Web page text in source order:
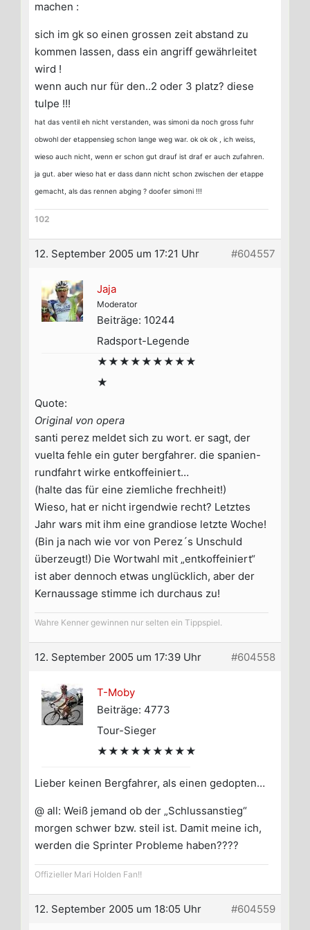
machen :
sich im gk so einen grossen zeit abstand zu
kommen lassen, dass ein angriff gewährleitet
wird !
wenn auch nur für den..2 oder 3 platz? diese
tulpe !!!
hat das ventil eh nicht verstanden, was simoni da noch gross fuhr
obwohl der etappensieg schon lange weg war. ok ok ok , ich weiss,
wieso auch nicht, wenn er schon gut drauf ist draf er auch zufahren.
ja gut. aber wieso hat er dass dann nicht schon zwischen der etappe
gemacht, als das rennen abging ? doofer simoni !!!
102
12. September 2005 um 17:21 Uhr #604557
Jaja
Moderator
Beiträge: 10244
Radsport-Legende
★★★★★★★★★
★
Quote:
Original von opera
santi perez meldet sich zu wort. er sagt, der
vuelta fehle ein guter bergfahrer. die spanien-
rundfahrt wirke entkoffeiniert…
(halte das für eine ziemliche frechheit!)
Wieso, hat er nicht irgendwie recht? Letztes
Jahr wars mit ihm eine grandiose letzte Woche!
(Bin ja nach wie vor von Perez´s Unschuld
überzeugt!) Die Wortwahl mit „entkoffeiniert“
ist aber dennoch etwas unglücklich, aber der
Kernaussage stimme ich durchaus zu!
Wahre Kenner gewinnen nur selten ein Tippspiel.
12. September 2005 um 17:39 Uhr #604558
T-Moby
Beiträge: 4773
Tour-Sieger
★★★★★★★★★
Lieber keinen Bergfahrer, als einen gedopten…
@ all: Weiß jemand ob der „Schlussanstieg“
morgen schwer bzw. steil ist. Damit meine ich,
werden die Sprinter Probleme haben????
Offizieller Mari Holden Fan!!
12. September 2005 um 18:05 Uhr #604559